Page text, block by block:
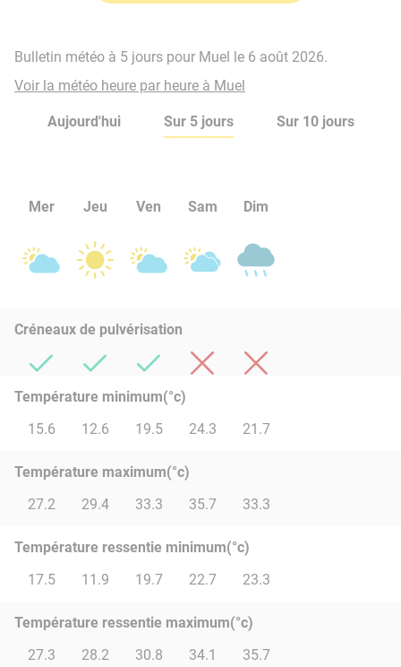
Bulletin météo à 5 jours pour Muel le 6 août 2026.
Voir la météo heure par heure à Muel
Aujourd'hui Sur 5 jours Sur 10 jours
Mer Jeu Ven Sam Dim
Créneaux de pulvérisation
Température minimum(°c)
15.6
12.6 19.5 24.3 21.7
Température maximum(°c)
27.2
29.4 33.3 35.7 33.3
Température ressentie minimum(°c)
17.5
11.9 19.7 22.7 23.3
Température ressentie maximum(°c)
27.3
28.2 30.8 34.1 35.7